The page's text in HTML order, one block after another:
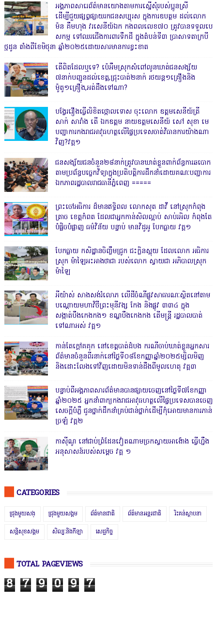
អង្គភាពសារេព័ត៌មានយោងតាមការស្នើសុំរបស់ប្អូនស្រី
ដើម្បីជួយផ្សព្វផ្សាយរកជនសប្បុរស ក្នុងការឧបត្ថម ដល់លោក
ម៉ន គឹមហុង វរសេនីយ៍ឯក កងពលលេខ៧០ ត្រូវបានទទួលបេ
សកម្ម ទៅឈរជើងការពារទឹកដី ក្នុងតំបន់ទី៣ ប្រាសាទតាក្របី
ថ្មដូន តាំងពីខែមិថុនា ឆ្នាំ២០២៥ដោយសារមានការខ្វះខាត
តើពិតដែលឬទេ? ប៉េអឹមស្រុកសំពៅលូនឃាត់ជនសង្ស័យ
៧នាក់បញ្ជូនដល់ខេត្ត,ជ្រុះបាត់២នាក់ រថយន្ត១គ្រឿងនិង
ម៉ូតូ១គ្រឿង,អត់ដឹងទៅណា?
បង្វែររឿងធ្វើលិខិតថ្កោលទោស ចុះលោក ឧត្តមសេនីយ៍ត្រី
សាក់ សារាំង តើ ឯកឧត្តម នាយឧត្តមសេនីយ៍ សៅ សុខា មេ
បញ្ជាការកងរាជអាវុធហត្ថលើផ្ទៃប្រទេសចាត់វិធានការយ៉ាងណា
វិញ?វគ្គ១
ជនសង្ស័យជនចំនួន២៨នាក់ត្រូវបានឃាត់ខ្លួនពាក់ព័ន្ធការឆបោក
តាមប្រព័ន្ធបច្ចេកវិទ្យាក្នុងប្រតិបត្តិការដឹកនាំដោយគណៈបញ្ជាការ
ឯកភាពរដ្ឋបាលរាជធានីភ្នំពេញ ‎=====
ព្រះចៅអធិការ ដ៏មានឥទ្ធិពល លោកសុត ដាវី នៅស្រុកកំពុង
ត្រាច ខេត្តកំពត ដែលជាអ្នកកាន់សិលល្អាប់ សាប់រអិល កំពុងតែ
បំផ្លិចបំផ្លាញ ធម៌វិន័យ បន្ទាប់ មានវិដូអូ បែកធ្លាយ វគ្គ១
បែកធ្លាយ កសិដ្ឋានចិញ្ចឹមជ្រូក ជះក្លិនស្អុយ ដែលលោក អធិការ
ស្រុក ម៉ាឡៃអះអាងថាជា របស់លោក ស្វាយជា អភិបាលស្រុក
ម៉ាឡៃ
អីយ៉ាស់ សាងសង់រំលោភ លើដីចំណីផ្លូវសាធារណៈស្ថិតនៅតាម
បណ្ដោយមហាវិថីព្រះមុនីវង្ស កែង និងផ្លូវ ៣៣៤ ក្នុង
សង្កាត់បឹងកេងកង១ ខណ្ឌបឹងកេងកង តើមន្ត្រី រដ្ឋបាលបាត់
ទៅណាអស់ វគ្គ១
កាន់តែក្តៅគគុក នៅខេត្តបាត់ដំបង ករណីចាប់ឃាត់ខ្លួនអ្នកសារ
ព័ត៌មានចំនួនពីរនាក់នៅថ្ងៃទី០៨ខែកញ្ញាឆ្នាំ២០២៥ម្សិលមិញ
និងដោះលែងទៅវិញដោយមិនទាន់ដឹងពីមូលហេតុ វគ្គ៣
បន្ទាប់ពីអង្គភាពសារព័ត៌មានបានផ្សាយចេញនៅថ្ងៃទី៧ខែកញ្ញា
ឆ្នាំ២០២៥ អ្នកនាំពាក្យកងរាជអាវុធហត្ថលើផ្ទៃប្រទេសបានចេញ
សេចក្តីបំភ្លឺ ជូនថ្នាក់ដឹកនាំគ្រប់ជាន់ថ្នាក់ដើម្បីកុំអោយមានការភាន់
ច្រឡំ វគ្គ២
កាសុីណូ នៅជាប់ព្រំដែនវៀតណាមច្រកស្វាយអាង៉ោង ធ្វើហ្នឹង
អនុសាសន៍របស់សម្ដេច វគ្គ ១
CATEGORIES
ជ្រុងមួយសង្ ជ្រុងមួយសង្គម ព័ត៌មានជាតិ ព័ត៌មានអន្តរជាតិ រិះគន់ស្ថាបនា
សន្តិសុខសង្គម សិល្បៈនិងកីឡា សេដ្ឋកិច្ច
TOTAL PAGEVIEWS
8 7 9 0 9 7